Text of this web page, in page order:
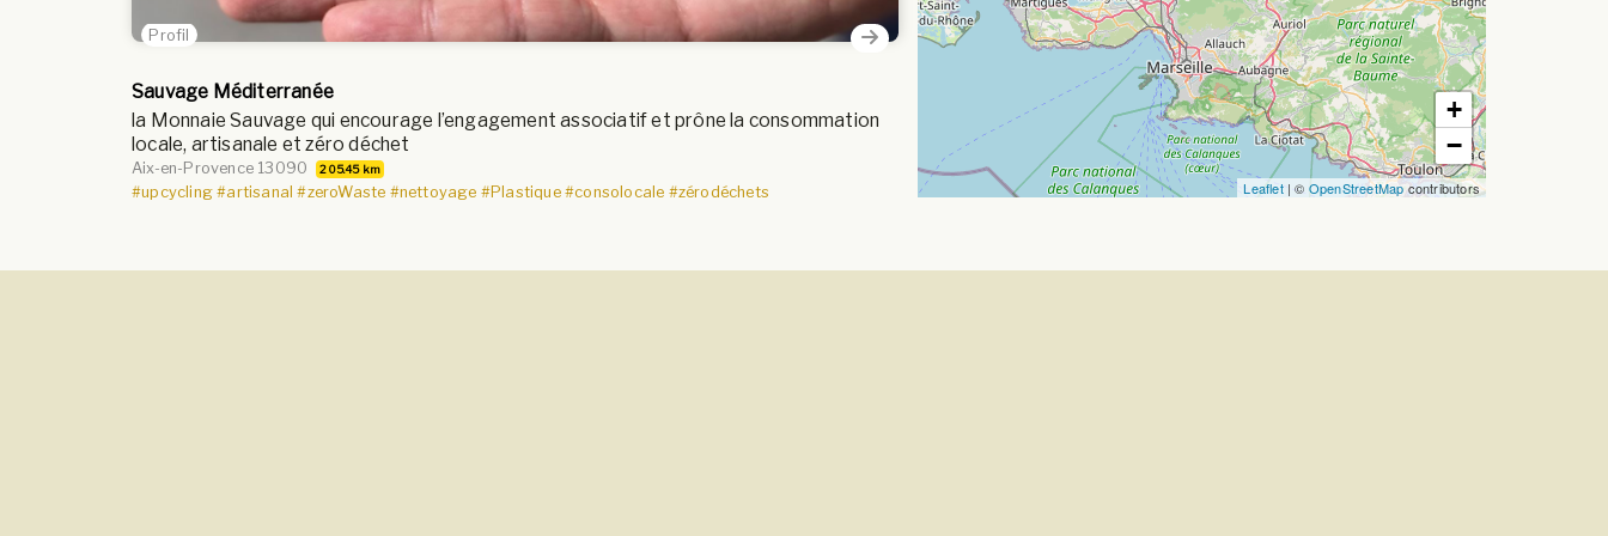
Profil
Sauvage Méditerranée
la Monnaie Sauvage qui encourage l’engagement associatif et prône la consommation
locale, artisanale et zéro déchet
Aix-en-Provence 13090 205.45 km
#upcycling #artisanal #zeroWaste #nettoyage #Plastique #consolocale #zérodéchets
+
−
Leaflet| © OpenStreetMap contributors